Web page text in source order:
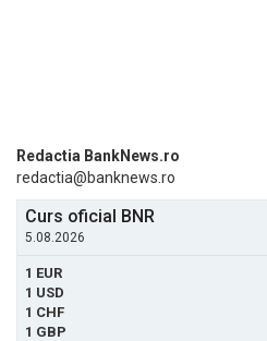
Redactia BankNews.ro
redactia@banknews.ro
Curs oficial BNR
5.08.2026
1 EUR
1 USD
1 CHF
1 GBP